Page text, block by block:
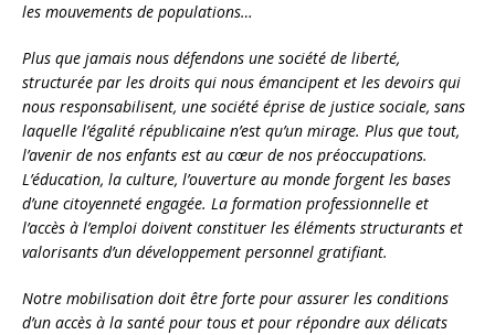
les mouvements de populations…
Plus que jamais nous défendons une société de liberté,
structurée par les droits qui nous émancipent et les devoirs qui
nous responsabilisent, une société éprise de justice sociale, sans
laquelle l’égalité républicaine n’est qu’un mirage. Plus que tout,
l’avenir de nos enfants est au cœur de nos préoccupations.
L’éducation, la culture, l’ouverture au monde forgent les bases
d’une citoyenneté engagée. La formation professionnelle et
l’accès à l’emploi doivent constituer les éléments structurants et
valorisants d’un développement personnel gratifiant.
Notre mobilisation doit être forte pour assurer les conditions
d’un accès à la santé pour tous et pour répondre aux délicats